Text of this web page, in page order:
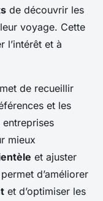
de découvrir les
voyage. Cette
l’intérêt et à
de recueillir
et les
entreprises
mieux
et ajuster
d’améliorer
et d’optimiser les